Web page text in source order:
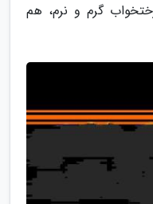
گرم و نرم، هم